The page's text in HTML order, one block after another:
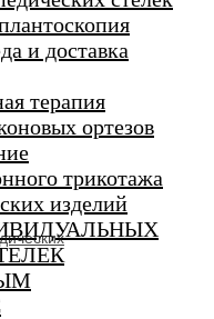
и доставка
терапия
ортезов
трикотажа
изделий